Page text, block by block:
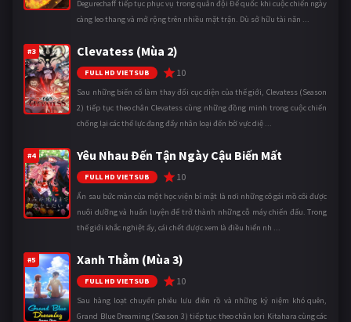
Degurechaff tiếp tục phục vụ trong quân đội Đế quốc khi cuộc chiến ngày
càng leo thang và mở rộng trên nhiều mặt trận. Dù sở hữu tài năn ...
#3 Clevatess (Mùa 2)
FULL HD VIETSUB 10
Sau những biến cố làm thay đổi cục diện của thế giới, Clevatess (Season
2) tiếp tục theo chân Clevatess cùng những đồng minh trong cuộc chiến
chống lại các thế lực đang đẩy nhân loại đến bờ vực diệ ...
#4 Yêu Nhau Đến Tận Ngày Cậu Biến Mất
FULL HD VIETSUB 10
Ẩn sau bức màn của một học viện bí mật là nơi những cô gái mồ côi được
nuôi dưỡng và huấn luyện để trở thành những cỗ máy chiến đấu. Trong
thế giới khắc nghiệt ấy, cái chết được xem là điều hiển nh ...
#5 Xanh Thẳm (Mùa 3)
FULL HD VIETSUB 10
Sau hàng loạt chuyến phiêu lưu điên rồ và những kỷ niệm khó quên,
Grand Blue Dreaming (Season 3) tiếp tục theo chân Iori Kitahara cùng các